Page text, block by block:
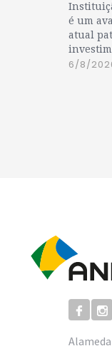
é um
atual
6/8/